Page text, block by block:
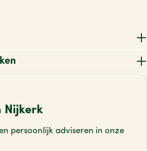
Nijkerk
persoonlijk adviseren in onze